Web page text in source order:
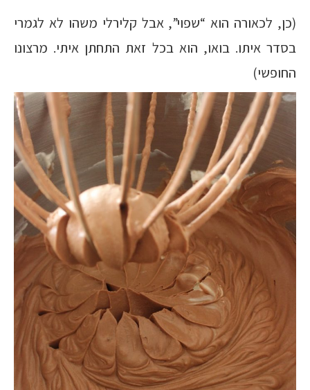
(כן, לכאורה הוא “שפוי”, אבל קלירלי משהו לא לגמרי
בסדר איתו. בואו, הוא בכל זאת התחתן איתי. מרצונו
החופשי)